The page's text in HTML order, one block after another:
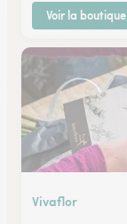
Voir la boutique
Vivaflor